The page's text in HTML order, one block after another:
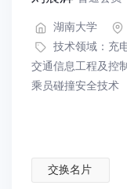
湖南大学
技术领域： 充
交通信息工程及控
乘员碰撞安全技术
交换名片